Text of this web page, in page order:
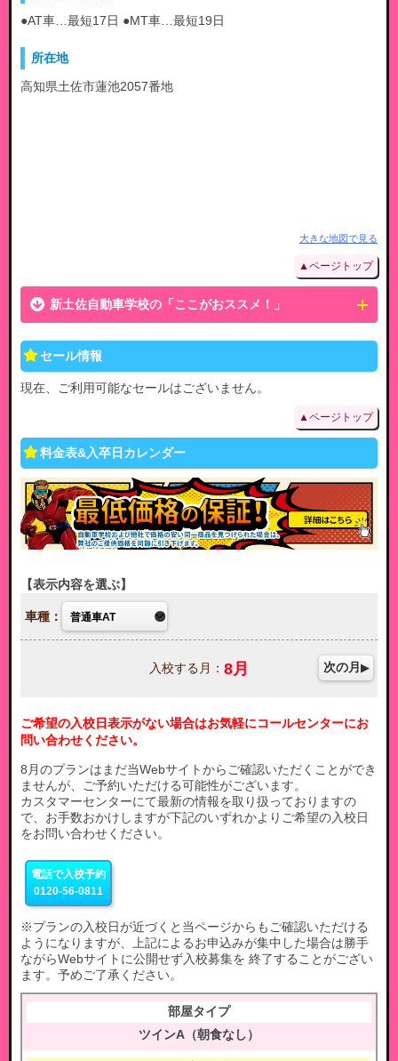
●AT車…最短17日 ●MT車…最短19日
所在地
高知県土佐市蓮池2057番地
大きな地図で見る
▲ページトップ
新土佐自動車学校の「ここがおススメ！」
セール情報
現在、ご利用可能なセールはございません。
▲ページトップ
料金表&入卒日カレンダー
表示内容を選ぶ
車種：
入校する月： 8月 次の月
ご希望の入校日表示がない場合はお気軽にコールセンターにお
問い合わせください。
8月のプランはまだ当Webサイトからご確認いただくことができ
ませんが、ご予約いただける可能性がございます。
カスタマーセンターにて最新の情報を取り扱っておりますの
で、お手数おかけしますが下記のいずれかよりご希望の入校日
をお問い合わせください。
電話で入校予約
0120-56-0811
※プランの入校日が近づくと当ページからもご確認いただける
ようになりますが、上記によるお申込みが集中した場合は勝手
ながらWebサイトに公開せず入校募集を 終了することがござい
ます。予めご了承ください。
ツインA（朝食なし）